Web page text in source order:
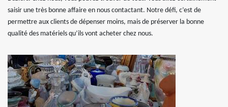
saisir une très bonne affaire en nous contactant. Notre défi, c’est de
permettre aux clients de dépenser moins, mais de préserver la bonne
qualité des matériels qu’ils vont acheter chez nous.